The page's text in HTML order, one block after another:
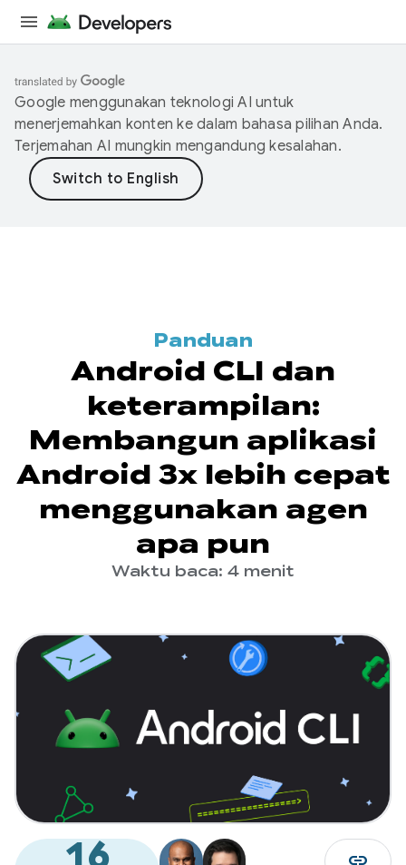
Google menggunakan teknologi AI untuk
menerjemahkan konten ke dalam bahasa pilihan Anda.
Terjemahan AI mungkin mengandung kesalahan.
Panduan
Android CLI dan
keterampilan:
Membangun aplikasi
Android 3x lebih cepat
menggunakan agen
apa pun
Waktu baca: 4 menit